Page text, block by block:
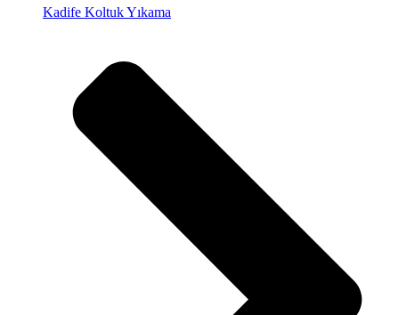
Kadife Koltuk Yıkama